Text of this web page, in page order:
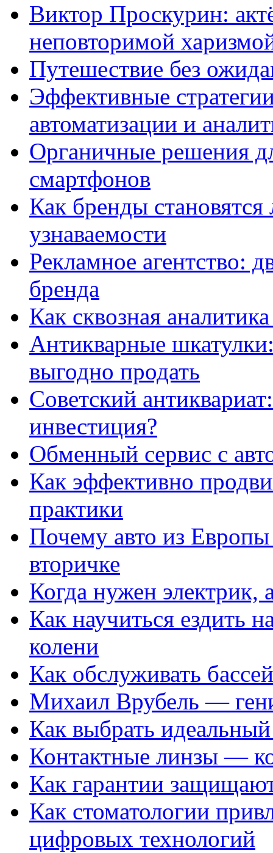
Виктор Проскурин:
неповторимой
Путешествие без
Эффективные
автоматизации и
Органичные решения
смартфонов
Как бренды
узнаваемости
Рекламное агентство:
бренда
Как сквозная
Антикварные
выгодно продать
Советский
инвестиция?
Обменный сервис с
Как эффективно
практики
Почему авто из
вторичке
Когда нужен электрик,
Как научиться ездить
колени
Как обслуживать
Михаил Врубель —
Как выбрать
Контактные линзы —
Как гарантии
Как стоматологии
цифровых технологий